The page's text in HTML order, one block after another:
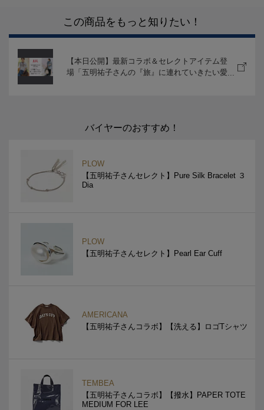
この商品をもっと知りたい！
【本日公開】最新コラボ＆セレクトアイテム登
場「五明祐子さんの『旅』に連れていきたい愛
バイヤーのおすすめ！
PLOW
【五明祐子さんセレクト】Pure Silk Bracelet ３
Dia
PLOW
【五明祐子さんセレクト】Pearl Ear Cuff
AMERICANA
【五明祐子さんコラボ】【洗える】ロゴTシャツ
TEMBEA
【五明祐子さんコラボ】【撥水】PAPER TOTE
MEDIUM FOR LEE